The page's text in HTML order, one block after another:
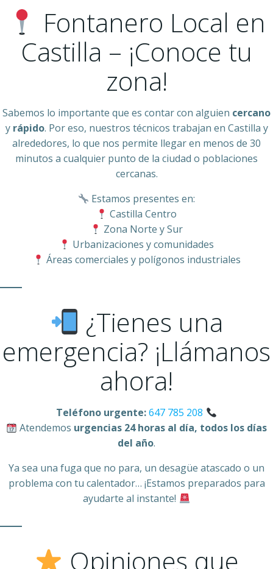
Fontanero Local en
Castilla – ¡Conoce tu
zona!
Sabemos lo importante que es contar con alguien cercano
y rápido. Por eso, nuestros técnicos trabajan en Castilla y
alrededores, lo que nos permite llegar en menos de 30
minutos a cualquier punto de la ciudad o poblaciones
cercanas.
Estamos presentes en:
Castilla Centro
Zona Norte y Sur
Urbanizaciones y comunidades
Áreas comerciales y polígonos industriales
¿Tienes una
emergencia? ¡Llámanos
ahora!
Teléfono urgente:647 785 208
Atendemos urgencias 24 horas al día, todos los días
del año.
Ya sea una fuga que no para, un desagüe atascado o un
problema con tu calentador… ¡Estamos preparados para
ayudarte al instante!
Opiniones que